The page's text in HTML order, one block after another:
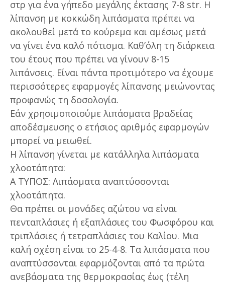
στρ για ένα γήπεδο μεγάλης έκτασης 7-8 str. Η
λίπανση με κοκκώδη λιπάσματα πρέπει να
ακολουθεί μετά το κούρεμα και αμέσως μετά
να γίνει ένα καλό πότισμα. Καθ’όλη τη διάρκεια
του έτους που πρέπει να γίνουν 8-15
λιπάνσεις. Είναι πάντα προτιμότερο να έχουμε
περισσότερες εφαρμογές λίπανσης μειώνοντας
προφανώς τη δοσολογία.
Εάν χρησιμοποιούμε λιπάσματα βραδείας
αποδέσμευσης ο ετήσιος αριθμός εφαρμογών
μπορεί να μειωθεί.
Η λίπανση γίνεται με κατάλληλα λιπάσματα
χλοοτάπητα:
Α ΤΥΠΟΣ: Λιπάσματα αναπτύσσονται
χλοοτάπητα.
Θα πρέπει οι μονάδες αζώτου να είναι
πενταπλάσιες ή εξαπλάσιες του Φωσφόρου και
τριπλάσιες ή τετραπλάσιες του Καλίου. Μια
καλή σχέση είναι το 25-4-8. Τα λιπάσματα που
αναπτύσσονται εφαρμόζονται από τα πρώτα
ανεβάσματα της θερμοκρασίας έως (τέλη